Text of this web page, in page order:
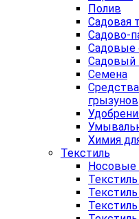
Полив
Садовая
Садово-
Садовые
Садовый
Семена
грызунов
Химия
Текстиль
Носовые